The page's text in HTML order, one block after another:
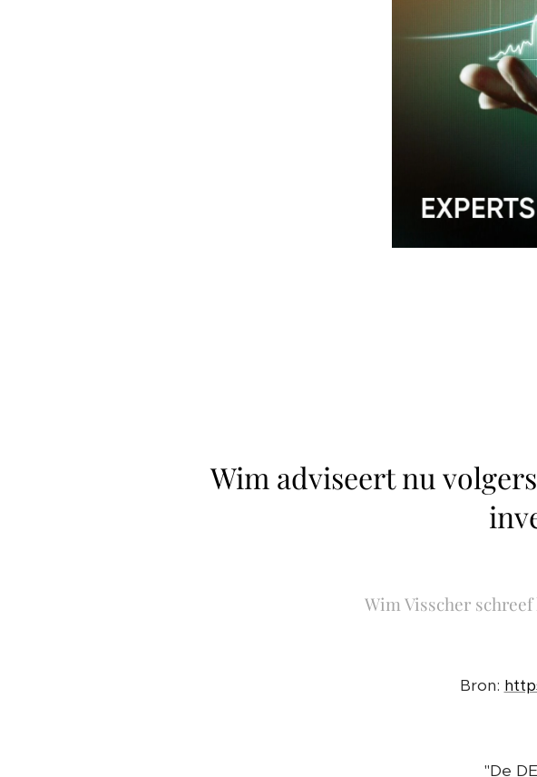
Wim adviseert nu
Wim Visscher
Bron:
"De